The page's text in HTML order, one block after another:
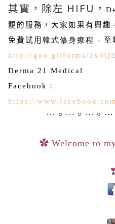
其實，除左 HIFU，
靚的服務，大家如果有興趣
免費試用 韓式修身療程 - 至
http://goo.gl/forms/
Derma 21 Medical
Facebook ：
https://
…。…。…。…
✿ Welcome to
❣